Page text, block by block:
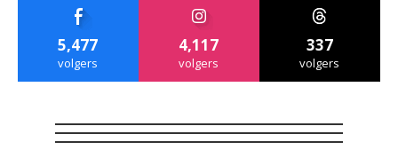
5,477
volgers
4,117
volgers
337
volgers